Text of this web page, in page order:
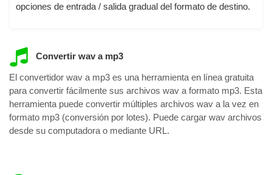
opciones de entrada / salida gradual del formato de destino.
Convertir wav a mp3
El convertidor wav a mp3 es una herramienta en línea gratuita
para convertir fácilmente sus archivos wav a formato mp3. Esta
herramienta puede convertir múltiples archivos wav a la vez en
formato mp3 (conversión por lotes). Puede cargar wav archivos
desde su computadora o mediante URL.